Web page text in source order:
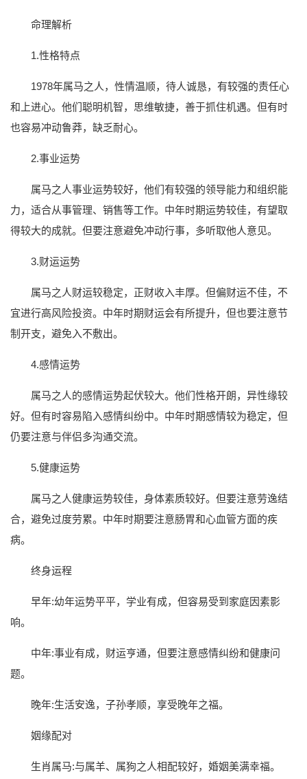
命理解析
1.性格特点
1978年属马之人，性情温顺，待人诚恳，有较强的责任心
和上进心。他们聪明机智，思维敏捷，善于抓住机遇。但有时
也容易冲动鲁莽，缺乏耐心。
2.事业运势
属马之人事业运势较好，他们有较强的领导能力和组织能
力，适合从事管理、销售等工作。中年时期运势较佳，有望取
得较大的成就。但要注意避免冲动行事，多听取他人意见。
3.财运运势
属马之人财运较稳定，正财收入丰厚。但偏财运不佳，不
宜进行高风险投资。中年时期财运会有所提升，但也要注意节
制开支，避免入不敷出。
4.感情运势
属马之人的感情运势起伏较大。他们性格开朗，异性缘较
好。但有时容易陷入感情纠纷中。中年时期感情较为稳定，但
仍要注意与伴侣多沟通交流。
5.健康运势
属马之人健康运势较佳，身体素质较好。但要注意劳逸结
合，避免过度劳累。中年时期要注意肠胃和心血管方面的疾
病。
终身运程
早年:幼年运势平平，学业有成，但容易受到家庭因素影
响。
中年:事业有成，财运亨通，但要注意感情纠纷和健康问
题。
晚年:生活安逸，子孙孝顺，享受晚年之福。
姻缘配对
生肖属马:与属羊、属狗之人相配较好，婚姻美满幸福。